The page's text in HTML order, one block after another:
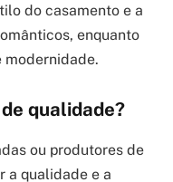
do casamento e a
enquanto
modernidade.
qualidade?
ou produtores de
a qualidade e a